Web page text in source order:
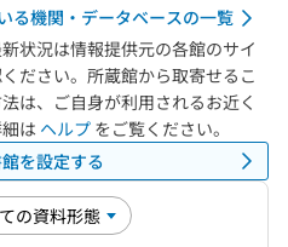
る機関・データベースの一覧
状況は情報提供元の各館のサイ
ださい。所蔵館から取寄せるこ
は、ご自身が利用されるお近く
は ヘルプ をご覧ください。
を設定する